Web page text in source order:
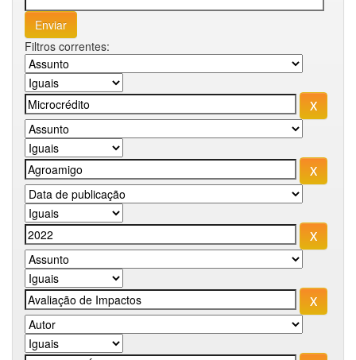
Filtros correntes: